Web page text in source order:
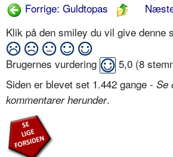
Forrige: Guldtopas
Klik på den smiley du vil give denne
Brugernes vurdering 5,0 (8
Siden er blevet set 1.442 gange - Se
kommentarer herunder.